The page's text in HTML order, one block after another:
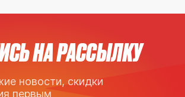
НА РАССЫЛКУ
новости, скидки
первым